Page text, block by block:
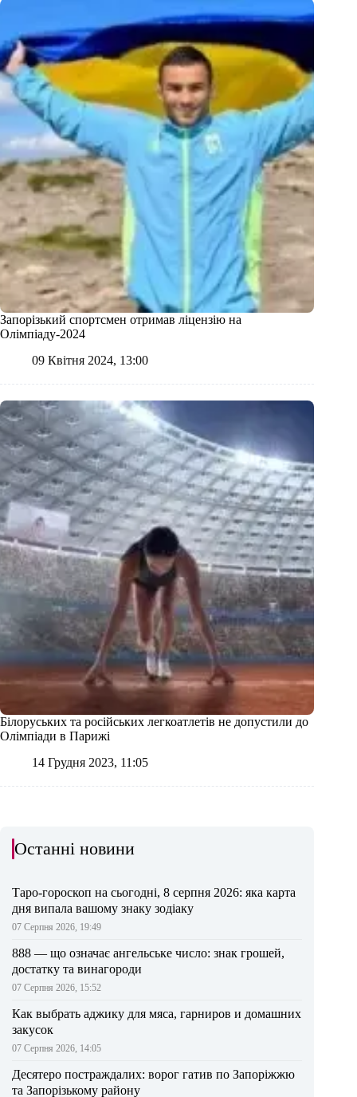
Запорізький спортсмен отримав ліцензію на
Олімпіаду-2024
09 Квітня 2024, 13:00
Білоруських та російських легкоатлетів не допустили до
Олімпіади в Парижі
14 Грудня 2023, 11:05
Останні новини
Таро-гороскоп на сьогодні, 8 серпня 2026: яка карта
дня випала вашому знаку зодіаку
07 Серпня 2026, 19:49
888 — що означає ангельське число: знак грошей,
достатку та винагороди
07 Серпня 2026, 15:52
Как выбрать аджику для мяса, гарниров и домашних
закусок
07 Серпня 2026, 14:05
Десятеро постраждалих: ворог гатив по Запоріжжю
та Запорізькому району